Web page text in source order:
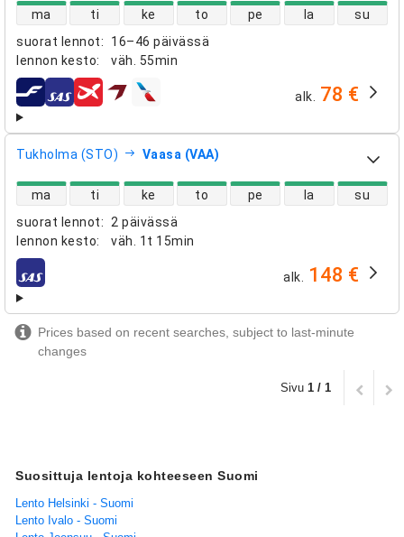
suorat lennot:
16–46 päivässä
lennon kesto: väh. 55min
suorien lentojen saatavuus
ma ti ke to pe la su
lentoyhtiöt alk. 78 €
Tukholma (STO) Vaasa (VAA)
suorat lennot:
2 päivässä
lennon kesto: väh. 1t 15min
suorien lentojen saatavuus
ma ti ke to pe la su
lentoyhtiöt alk. 148 €
Prices based on recent searches, subject to last-minute
changes
Sivu 1 / 1
Suosittuja lentoja kohteeseen Suomi
Lento Helsinki - Suomi
Lento Ivalo - Suomi